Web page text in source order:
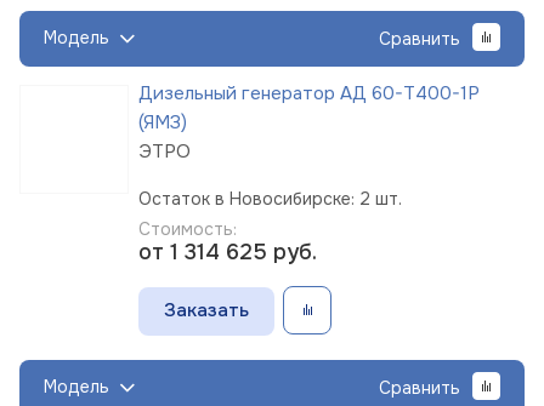
Модель Сравнить
Дизельный генератор АД 60-Т400-1Р
(ЯМЗ)
ЭТРО
Остаток в Новосибирске: 2 шт.
Стоимость:
от 1 314 625 руб.
Заказать
Модель Сравнить